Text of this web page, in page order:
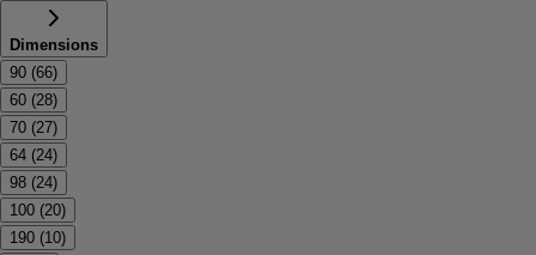
Dimensions
90 (66)
60 (28)
70 (27)
64 (24)
98 (24)
100 (20)
190 (10)